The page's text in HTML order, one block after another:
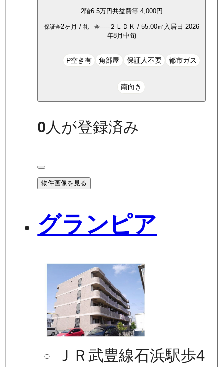
2階6.5万円共益費等 4,000円
保証金2ヶ月 / 礼 金-----２ＬＤＫ / 55.00㎡ 入居日 2026
年8月中旬
P空き有 角部屋 保証人不要 都市ガス
南向き
0 人が登録済み
物件画像を見る
グランピア
ＪＲ武豊線石浜駅歩4